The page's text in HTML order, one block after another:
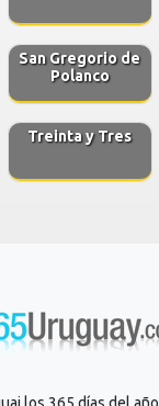
San Gregorio de
Polanco
Treinta y Tres